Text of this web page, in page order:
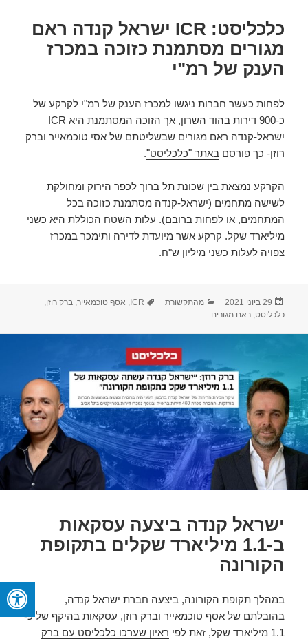
כלכליסט: ICR ישראל קנדה ראם
מגורים מסתמנת כזוכה במכרז
הענק של רמ"י
לפחות כעשר חברות ניגשו למכרז הענק של רמ"י לקרקע של
כ-900 דירות בהוד השרון, אך הזוכה המסתמנת היא ICR
ישראל-קנדה ראם מגורים שבשליטתם של אסי טוכמאייר וברק
רוזן- כך פורסם באתר "כלכליסט".
הקרקע נמצאת בין שכונת תל ברוך לכפר הירוק ומחולקת
לשישה מתחמים (ישראל-קנדה מסתמנת כזוכה בכל
המתחמים, או לפחות ברובם). עלות השטח הכוללת היא כשני
מיליארד שקל. קרקע אשר מיועדת לדירה ותימכר במכרז
צפויה לעלות כשני מיליון ש"ח.
פורסם
בתאריך
29 ביוני 2021 קטגוריות
מהתקשורת תגיות
ICR
, אסף טוכמאייר,ברק רוזן,
כלכליסט,ראם מגורים
ישראל קנדה ביצעה עסקאות
ב-1.1 מיליארד שקלים בתקופת
הקורונה
במהלך תקופת הקורונה, ביצעה חברת ישראל קנדה,
בהובלתם של אסף טוכמאייר וברק רוזן, עסקאות בהיקף של כ-
1.1 מיליארד שקל, זאת לפי
ראיון שערכו כלכליסט עם ברק